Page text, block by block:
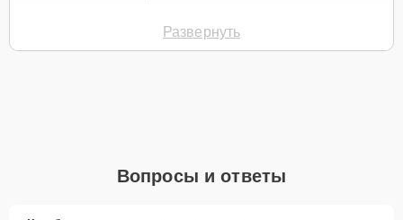
Механические повреждения шнура
Перегибы кабеля
Заявку на сайте, и специалист службы заботы о
клиентах свяжется с вами в течение минуты для уточнения всех
Развернуть
Вопросы и ответы